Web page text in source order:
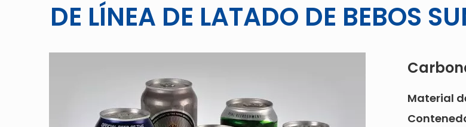
DE LÍNEA DE LATADO DE BEBOS
Material